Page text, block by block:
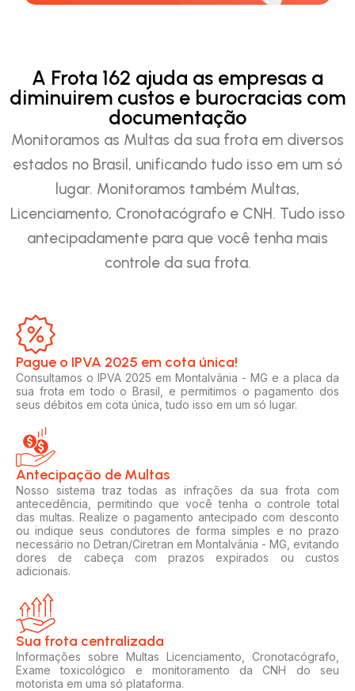
A Frota 162 ajuda as empresas a
diminuirem custos e burocracias com
documentação
Monitoramos as Multas da sua frota em diversos
estados no Brasil, unificando tudo isso em um só
lugar. Monitoramos também Multas,
Licenciamento, Cronotacógrafo e CNH. Tudo isso
antecipadamente para que você tenha mais
controle da sua frota.
Pague o IPVA 2025 em cota única!​
Consultamos o IPVA 2025 em Montalvânia - MG e a placa da
sua frota em todo o Brasil, e permitimos o pagamento dos
seus débitos em cota única, tudo isso em um só lugar.
Antecipação de Multas
Nosso sistema traz todas as infrações da sua frota com
antecedência, permitindo que você tenha o controle total
das multas. Realize o pagamento antecipado com desconto
ou indique seus condutores de forma simples e no prazo
necessário no Detran/Ciretran em Montalvânia - MG, evitando
dores de cabeça com prazos expirados ou custos
adicionais.
Sua frota centralizada​
Informações sobre Multas Licenciamento, Cronotacógrafo,
Exame toxicológico e monitoramento da CNH do seu
motorista em uma só plataforma.